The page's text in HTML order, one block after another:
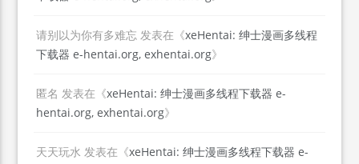
请别以为你有多难忘 发表在《xeHentai: 绅士漫画多线程
下载器 e-hentai.org, exhentai.org》
匿名 发表在《xeHentai: 绅士漫画多线程下载器 e-
hentai.org, exhentai.org》
天天玩水 发表在《xeHentai: 绅士漫画多线程下载器 e-